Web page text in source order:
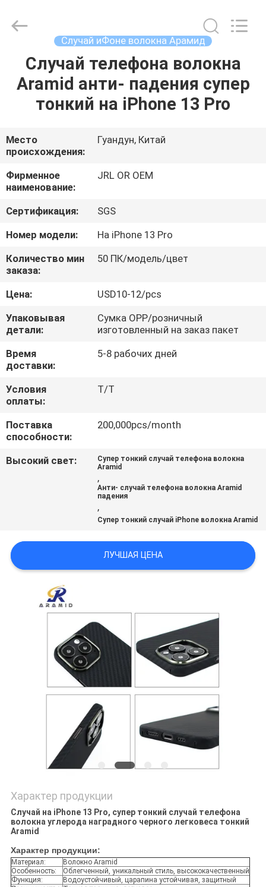
ДОМ
ТОВАРЫ
ВИДЕО
VR-
ШОУ
О
НАС
КОНТРОЛЬ
КАЧЕСТВА
СВЯЖИТЕСЬ
С
НАМИ
НОВОСТИ
СЛУЧАИ
КАРТА
САЙТА
PRIVACY
Technology
Reserved.
Случай иФоне волокна Арамид
Случай телефона волокна
Aramid анти- падения супер
тонкий на iPhone 13 Pro
Место
происхождения:
Гуандун, Китай
Фирменное
наименование:
JRL OR OEM
Сертификация:
SGS
Номер модели:
На iPhone 13 Pro
Количество мин
заказа:
50 ПК/модель/цвет
Цена:
USD10-12/pcs
Упаковывая
детали:
Сумка OPP/розничный
изготовленный на заказ пакет
Время
доставки:
5-8 рабочих дней
Условия
оплаты:
T/T
Поставка
способности:
200,000pcs/month
Высокий свет:
Супер тонкий случай телефона волокна
Aramid
,
Анти- случай телефона волокна Aramid
падения
,
Супер тонкий случай iPhone волокна Aramid
ЛУЧШАЯ ЦЕНА
Характер продукции
Случай на iPhone 13 Pro, супер тонкий случай телефона
волокна углерода наградного черного легковеса тонкий
Aramid
Характер продукции:
Материал:
Волокно Aramid
Особенность:
Облегченный, уникальный стиль, высококачественный
Функция:
Водоустойчивый, царапина устойчивая, защитный